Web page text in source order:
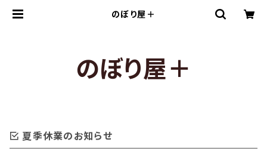
のぼり屋＋
のぼり屋＋
夏季休業のお知らせ